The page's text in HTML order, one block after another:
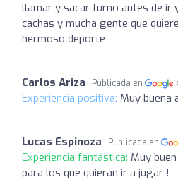
llamar y sacar turno antes de ir
cachas y mucha gente que
hermoso deporte
Carlos Ariza Publicada en
Experiencia positiva: Muy buena
Lucas Espinoza Publicada en
Experiencia fantástica: Muy
para los que quieran ir a jugar !